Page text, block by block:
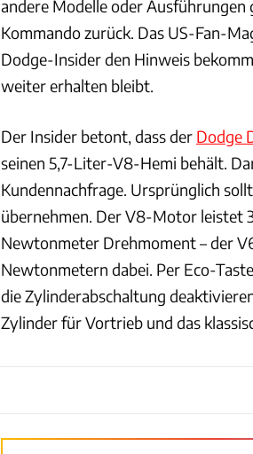
andere Modelle oder Ausführungen
Kommando zurück. Das US-Fan-
Dodge-Insider den Hinweis
weiter erhalten bleibt.
Der Insider betont, dass der Dodge
seinen 5,7-Liter-V8-Hemi behält.
Kundennachfrage. Ursprünglich
übernehmen. Der V8-Motor leistet
Newtonmeter Drehmoment – der
Newtonmetern dabei. Per Eco-
die Zylinderabschaltung
Zylinder für Vortrieb und das